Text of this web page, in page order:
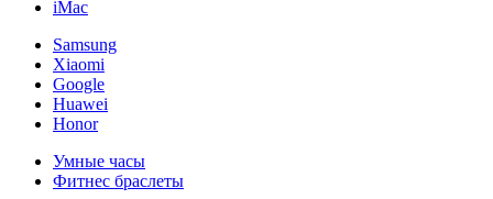
iMac
Samsung
Xiaomi
Google
Huawei
Honor
Умные часы
Фитнес браслеты